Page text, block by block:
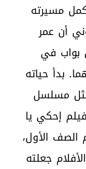
مسيرته
أن عمر
بواب في
بدأ حياته
مسلسل
إحكي يا
الأول،
جعلته